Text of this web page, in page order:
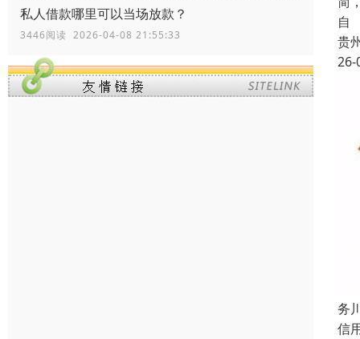
私人借款哪里可以当场放款？
3446阅读 2026-04-08 21:55:33
自
贵
26-
务
信